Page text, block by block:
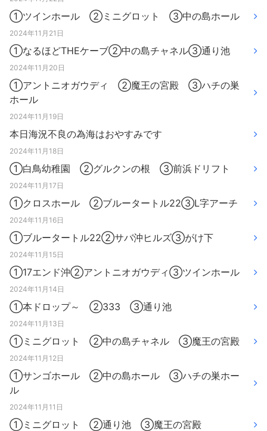
①ツインホール ②ミニグロット ③中の島ホール
2024年11月21日
①なるほどTHEケーブ②中の島チャネル③通り池
2024年11月20日
①アントニオガウディ ②魔王の宮殿 ③ハチの巣
ホール
2024年11月19日
本日海況不良の為海はおやすみです
2024年11月18日
①白鳥幼稚園 ②グルクンの根 ③前浜ドリフト
2024年11月17日
①クロスホール ②ブルータートル22③L字アーチ
2024年11月16日
①ブルータートル22②サバ沖ヒルズ③がけ下
2024年11月15日
①17エンド沖②アントニオガウディ③ツインホール
2024年11月14日
①本ドロップ～ ②333 ③通り池
2024年11月13日
①ミニグロット ②中の島チャネル ③魔王の宮殿
2024年11月12日
①サンゴホール ②中の島ホール ③ハチの巣ホー
ル
2024年11月11日
①ミニグロット ②通り池 ③魔王の宮殿